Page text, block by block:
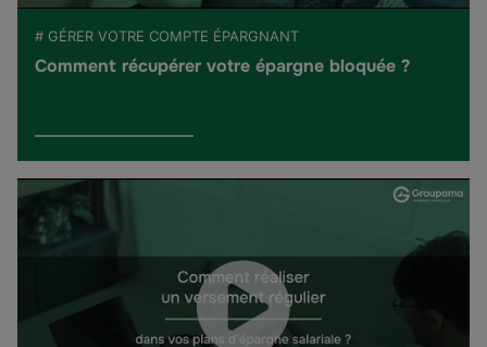
# GÉRER VOTRE COMPTE ÉPARGNANT
Comment récupérer votre épargne bloquée ?